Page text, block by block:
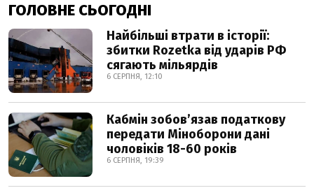
ГОЛОВНЕ СЬОГОДНІ
Найбільші втрати в історії:
збитки Rozetka від ударів РФ
сягають мільярдів
6 СЕРПНЯ, 12:10
Кабмін зобовʼязав податкову
передати Міноборони дані
чоловіків 18-60 років
6 СЕРПНЯ, 19:39